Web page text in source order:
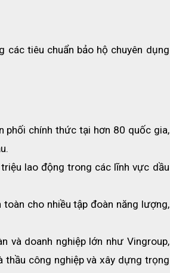
các tiêu chuẩn bảo hộ chuyên dụng
phối chính thức tại hơn 80 quốc gia,
lao động trong các lĩnh vực dầu
cho nhiều tập đoàn năng lượng,
và doanh nghiệp lớn như Vingroup,
thầu công nghiệp và xây dựng trọng